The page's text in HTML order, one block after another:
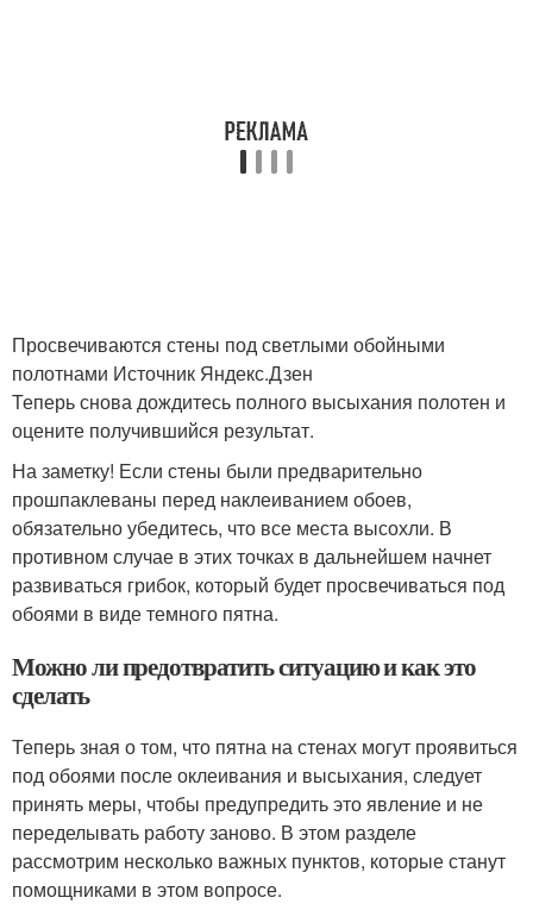
Просвечиваются стены под светлыми обойными
полотнами Источник Яндекс.Дзен
Теперь снова дождитесь полного высыхания полотен и
оцените получившийся результат.
На заметку! Если стены были предварительно
прошпаклеваны перед наклеиванием обоев,
обязательно убедитесь, что все места высохли. В
противном случае в этих точках в дальнейшем начнет
развиваться грибок, который будет просвечиваться под
обоями в виде темного пятна.
Можно ли предотвратить ситуацию и как это
сделать
Теперь зная о том, что пятна на стенах могут проявиться
под обоями после оклеивания и высыхания, следует
принять меры, чтобы предупредить это явление и не
переделывать работу заново. В этом разделе
рассмотрим несколько важных пунктов, которые станут
помощниками в этом вопросе.